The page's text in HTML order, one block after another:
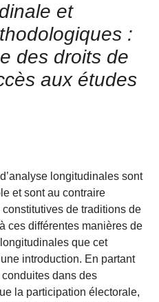
et
:
des droits de
aux études
longitudinales sont
et sont au contraire
de traditions de
ces différentes manières de
que cet
introduction. En partant
conduites dans des
la participation électorale,